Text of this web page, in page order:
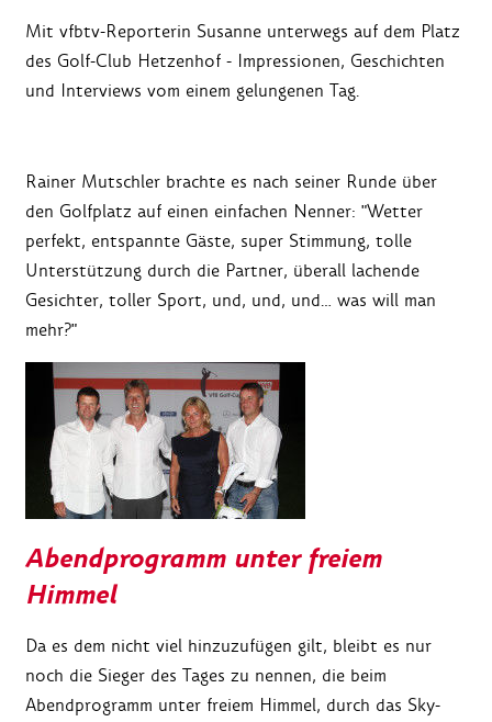
Mit vfbtv-Reporterin Susanne unterwegs auf dem Platz
des Golf-Club Hetzenhof - Impressionen, Geschichten
und Interviews vom einem gelungenen Tag.
Rainer Mutschler brachte es nach seiner Runde über
den Golfplatz auf einen einfachen Nenner: "Wetter
perfekt, entspannte Gäste, super Stimmung, tolle
Unterstützung durch die Partner, überall lachende
Gesichter, toller Sport, und, und, und… was will man
mehr?"
Abendprogramm unter freiem
Himmel
Da es dem nicht viel hinzuzufügen gilt, bleibt es nur
noch die Sieger des Tages zu nennen, die beim
Abendprogramm unter freiem Himmel, durch das Sky-